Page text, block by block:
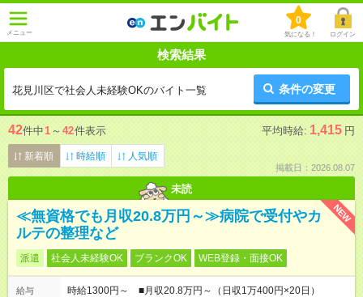
メニュー
0
気になる！ ログイン
検索結果
花見川区で社会人未経験OKのバイト一覧 条件の変更
42件中1 ～ 42件表示 平均時給: 1,415 円
新着順 時給順 人気順
掲載日：2026.08.07
未読
NEW
≪無資格でも月収20.8万円～≫病院で受付やカ
ルテの整理など
派遣 社会人未経験OK ブランクOK WEB登録・面接OK
給与
時給1300円～ ■月収20.8万円～（日収1万400円×20日）